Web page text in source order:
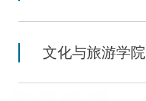
文化与旅游学院